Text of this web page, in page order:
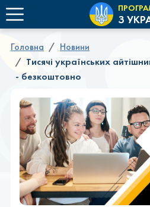
З
Головна
Новини
Тисячі українських
- безкоштовно